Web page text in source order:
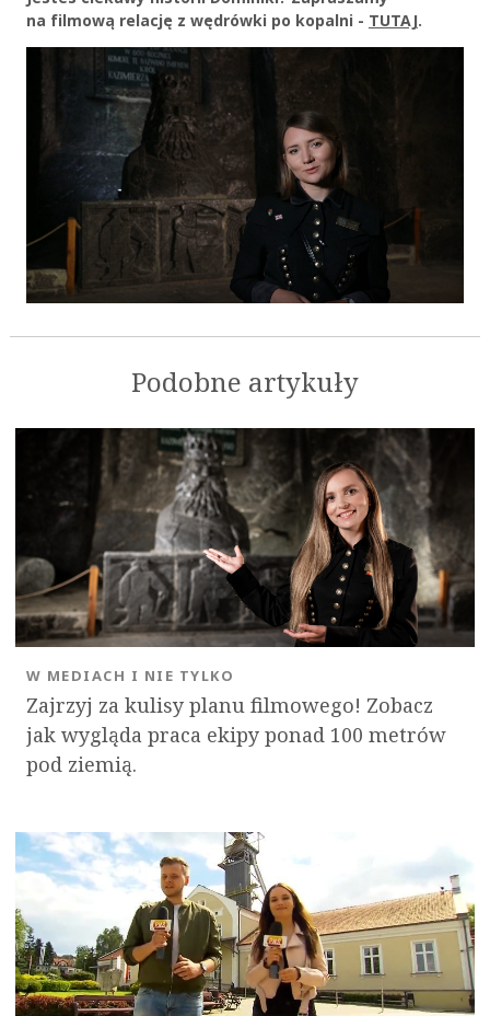
na filmową relację z wędrówki po kopalni - TUTAJ.
Podobne artykuły
Zajrzyj za kulisy planu filmowego! Zobacz
jak wygląda praca ekipy ponad 100 metrów
pod ziemią.
W MEDIACH I NIE TYLKO